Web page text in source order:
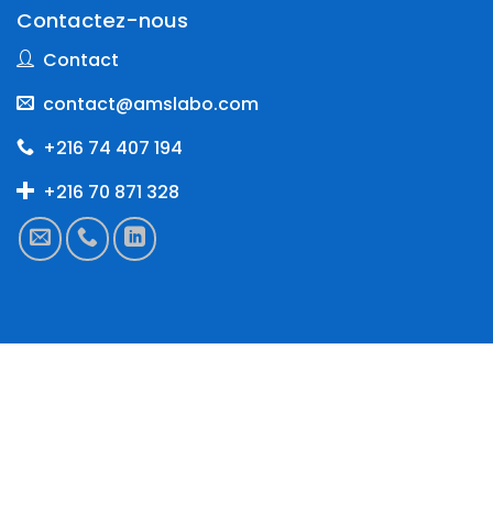
Contactez-nous
Contact
contact@amslabo.com
+216 74 407 194
+216 70 871 328